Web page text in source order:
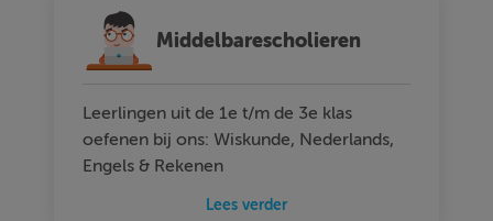
Middelbarescholieren
Leerlingen uit de 1e t/m de 3e klas
oefenen bij ons: Wiskunde, Nederlands,
Engels & Rekenen
Lees verder